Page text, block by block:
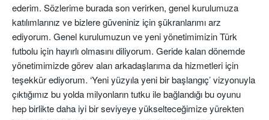
ederim. Sözlerime burada son verirken, genel kurulumuza
katılımlarınız ve bizlere güveniniz için şükranlarımı arz
ediyorum. Genel kurulumuzun ve yeni yönetimimizin Türk
futbolu için hayırlı olmasını diliyorum. Geride kalan dönemde
yönetimimizde görev alan arkadaşlarıma da hizmetleri için
teşekkür ediyorum. ‘Yeni yüzyıla yeni bir başlangıç’ vizyonuyla
çıktığımız bu yolda milyonların tutku ile bağlandığı bu oyunu
hep birlikte daha iyi bir seviyeye yükselteceğimize yürekten